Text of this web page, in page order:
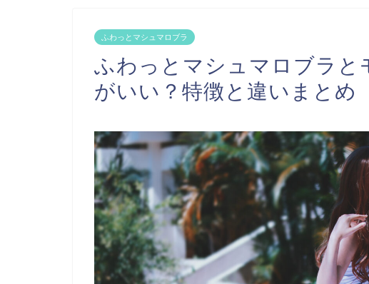
ふわっとマシュマロブラ
ふわっとマシュマロブラと
がいい？特徴と違いまとめ